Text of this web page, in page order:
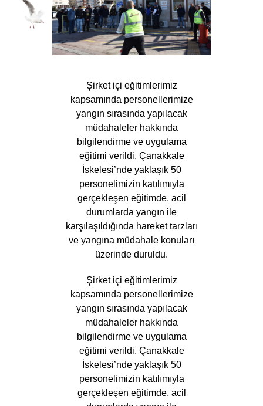
Şirket içi eğitimlerimiz
kapsamında personellerimize
yangın sırasında yapılacak
müdahaleler hakkında
bilgilendirme ve uygulama
eğitimi verildi. Çanakkale
İskelesi’nde yaklaşık 50
personelimizin katılımıyla
gerçekleşen eğitimde, acil
durumlarda yangın ile
karşılaşıldığında hareket tarzları
ve yangına müdahale konuları
üzerinde duruldu.
Şirket içi eğitimlerimiz
kapsamında personellerimize
yangın sırasında yapılacak
müdahaleler hakkında
bilgilendirme ve uygulama
eğitimi verildi. Çanakkale
İskelesi’nde yaklaşık 50
personelimizin katılımıyla
gerçekleşen eğitimde, acil